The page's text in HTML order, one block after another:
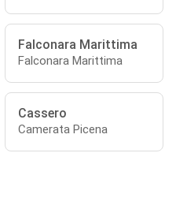
Falconara Marittima
Falconara Marittima
Cassero
Camerata Picena